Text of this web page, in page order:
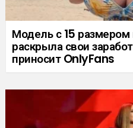
Модель с 15 размером
раскрыла свои
приносит OnlyFans